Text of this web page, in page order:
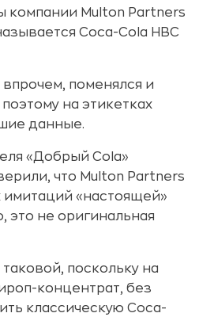
компании Multon Partners
Coca-Cola HBC
поменялся и
на этикетках
данные.
«Добрый Cola»
что Multon Partners
имитаций «настоящей»
это не оригинальная
поскольку на
концентрат, без
классическую Coca-